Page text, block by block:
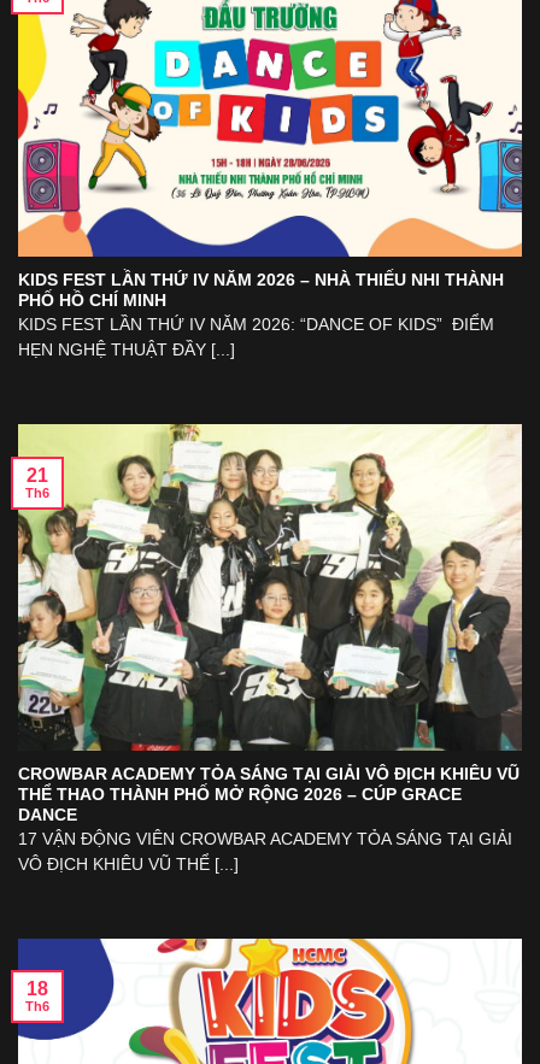
KIDS FEST LẦN THỨ IV NĂM 2026 – NHÀ THIẾU NHI THÀNH
PHỐ HỒ CHÍ MINH
KIDS FEST LẦN THỨ IV NĂM 2026: “DANCE OF KIDS” ĐIỂM
HẸN NGHỆ THUẬT ĐẦY [...]
CROWBAR ACADEMY TỎA SÁNG TẠI GIẢI VÔ ĐỊCH KHIÊU VŨ
THỂ THAO THÀNH PHỐ MỞ RỘNG 2026 – CÚP GRACE
DANCE
17 VẬN ĐỘNG VIÊN CROWBAR ACADEMY TỎA SÁNG TẠI GIẢI
VÔ ĐỊCH KHIÊU VŨ THỂ [...]
21
Th6
18
Th6